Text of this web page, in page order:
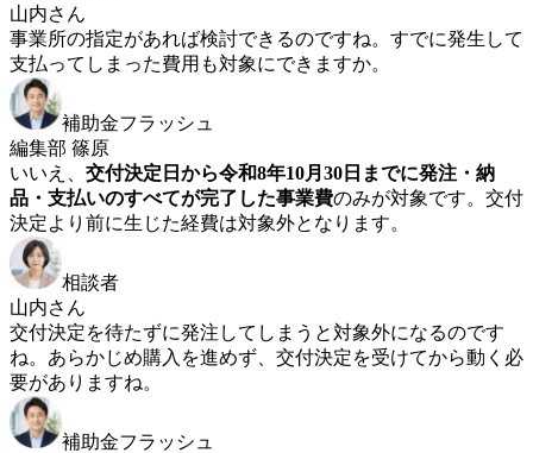
山内さん
事業所の指定があれば検討できるのですね。すでに発生して
支払ってしまった費用も対象にできますか。
補助金フラッシュ
編集部 篠原
いいえ、 交付決定日から令和8年10月30日までに発注・納
品・支払いのすべてが完了した事業費のみが対象です。交付
決定より前に生じた経費は対象外となります。
相談者
山内さん
交付決定を待たずに発注してしまうと対象外になるのです
ね。あらかじめ購入を進めず、交付決定を受けてから動く必
要がありますね。
補助金フラッシュ